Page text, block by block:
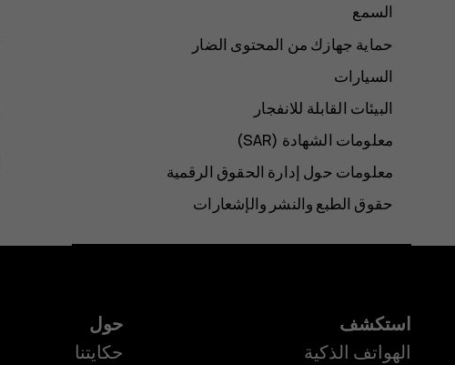
السمع
حماية جهازك من المحتوى الضار
السيارات
البيئات القابلة للانفجار
معلومات الشهادة (SAR‏)
معلومات حول إدارة الحقوق الرقمية
حقوق الطبع والنشر والإشعارات
استكشف
الهواتف الذكية
حول
حكايتنا